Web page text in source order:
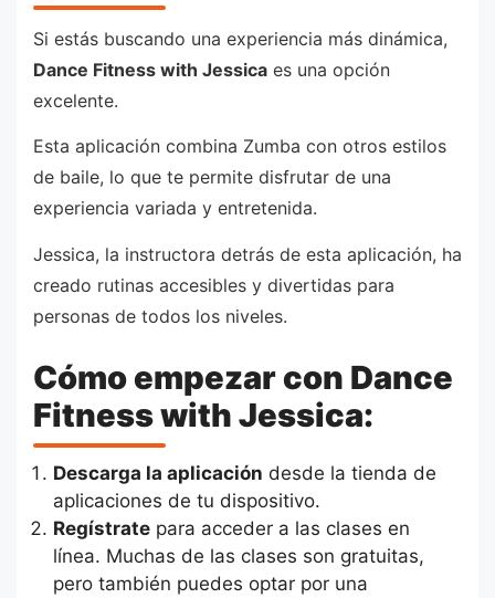
Si estás buscando una experiencia más dinámica,
Dance Fitness with Jessica es una opción
excelente.
Esta aplicación combina Zumba con otros estilos
de baile, lo que te permite disfrutar de una
experiencia variada y entretenida.
Jessica, la instructora detrás de esta aplicación, ha
creado rutinas accesibles y divertidas para
personas de todos los niveles.
Cómo empezar con Dance
Fitness with Jessica:
Descarga la aplicación desde la tienda de
aplicaciones de tu dispositivo.
Regístratepara acceder a las clases en
línea. Muchas de las clases son gratuitas,
pero también puedes optar por una